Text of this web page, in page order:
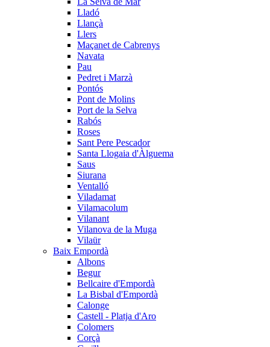
Lladó
Llançà
Llers
Maçanet de Cabrenys
Navata
Pau
Pedret i Marzà
Pontós
Pont de Molins
Port de la Selva
Rabós
Roses
Sant Pere Pescador
Santa Llogaia d'Àlguema
Saus
Siurana
Ventalló
Viladamat
Vilamacolum
Vilanant
Vilanova de la Muga
Vilaür
Baix Empordà
Albons
Begur
Bellcaire d'Empordà
La Bisbal d'Empordà
Calonge
Castell - Platja d'Aro
Colomers
Corçà